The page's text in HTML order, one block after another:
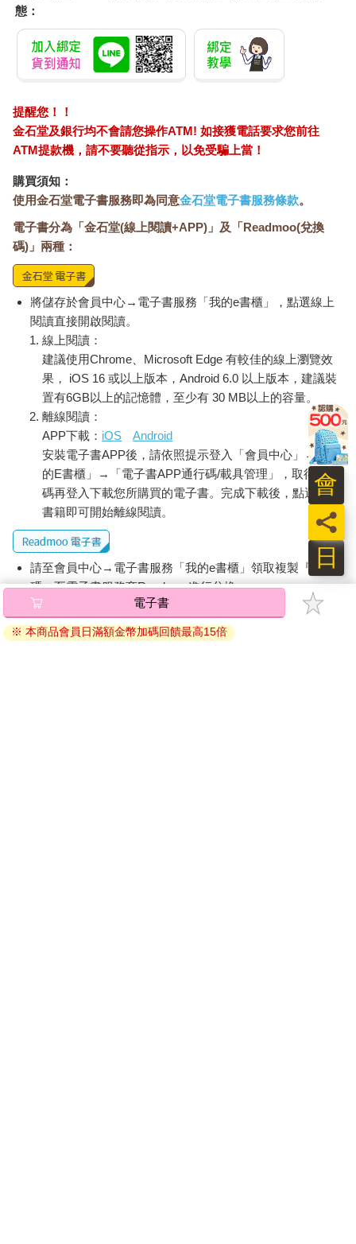
態：
提醒您！！
金石堂及銀行均不會請您操作ATM! 如接獲電話要求您前往
ATM提款機，請不要聽從指示，以免受騙上當！
購買須知：
使用金石堂電子書服務即為同意金石堂電子書服務條款。
電子書分為「金石堂(線上閱讀+APP)」及「Readmoo(兌換
碼)」兩種：
將儲存於會員中心→電子書服務「我的e書櫃」，點選線上
閱讀直接開啟閱讀。
線上閱讀：
建議使用Chrome、Microsoft Edge 有較佳的線上瀏覽效
果， iOS 16 或以上版本，Android 6.0 以上版本，建議裝
置有6GB以上的記憶體，至少有 30 MB以上的容量。
離線閱讀：
APP下載： iOS
Android
安裝電子書APP後，請依照提示登入「會員中心」→「我
的E書櫃」→「電子書APP通行碼/載具管理」，取得通行
碼再登入下載您所購買的電子書。完成下載後，點選任一
書籍即可開始離線閱讀。
請至會員中心→電子書服務「我的e書櫃」領取複製『兌換
碼』至電子書服務商Readmoo進行兌換。
退換貨須知：
因版權保護，您在金石堂所購買的電子書僅能以金石堂專屬
電子書
※ 本商品會員日滿額金幣加碼回饋最高15倍
日
員
會